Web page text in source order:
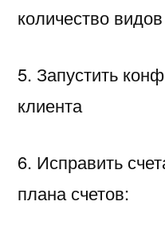
количество
5. Запустить
клиента
6. Исправить
плана счетов: